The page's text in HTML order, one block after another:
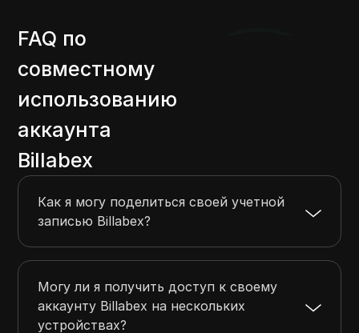
FAQ по
совместному
использованию
аккаунта
Billabex
Как я могу поделиться своей учетной
записью Billabex?
Могу ли я получить доступ к своему
аккаунту Billabex на нескольких
устройствах?